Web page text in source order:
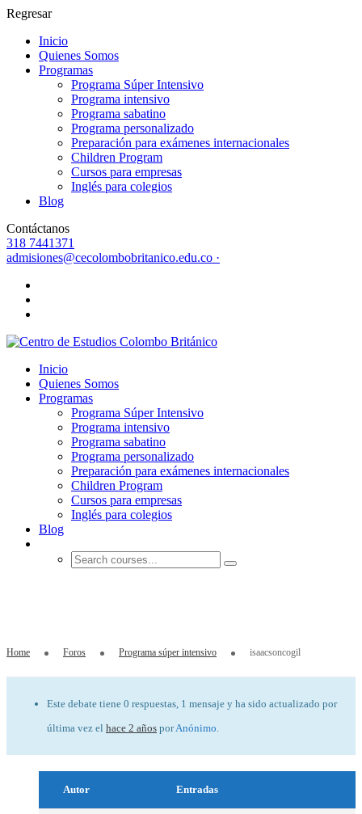
Regresar
Inicio
Quienes Somos
Programas
Programa Súper Intensivo
Programa intensivo
Programa sabatino
Programa personalizado
Preparación para exámenes internacionales
Children Program
Cursos para empresas
Inglés para colegios
Blog
Contáctanos
318 7441371
admisiones@cecolombobritanico.edu.co ·
Inicio
Quienes Somos
Programas
Programa Súper Intensivo
Programa intensivo
Programa sabatino
Programa personalizado
Preparación para exámenes internacionales
Children Program
Cursos para empresas
Inglés para colegios
Blog
Home Foros Programa súper intensivo isaacsoncogil
Este debate tiene 0 respuestas, 1 mensaje y ha sido actualizado por
última vez el hace 2 años porAnónimo
Autor Entradas